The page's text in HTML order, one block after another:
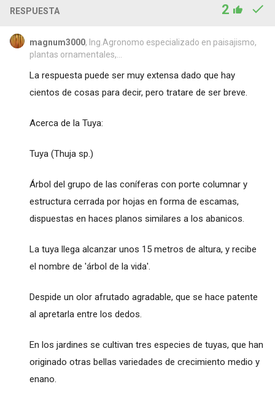
RESPUESTA 2
magnum3000, Ing.Agronomo especializado en paisajismo,
plantas ornamentales,...
La respuesta puede ser muy extensa dado que hay
cientos de cosas para decir, pero tratare de ser breve.
Acerca de la Tuya:
Tuya (Thuja sp.)
Árbol del grupo de las coníferas con porte columnar y
estructura cerrada por hojas en forma de escamas,
dispuestas en haces planos similares a los abanicos.
La tuya llega alcanzar unos 15 metros de altura, y recibe
el nombre de 'árbol de la vida'.
Despide un olor afrutado agradable, que se hace patente
al apretarla entre los dedos.
En los jardines se cultivan tres especies de tuyas, que han
originado otras bellas variedades de crecimiento medio y
enano.